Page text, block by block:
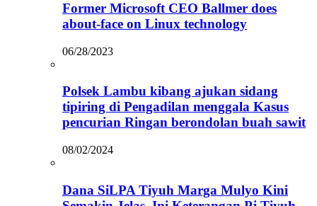
Former Microsoft CEO Ballmer does
about-face on Linux technology
06/28/2023
Polsek Lambu kibang ajukan sidang
tipiring di Pengadilan menggala Kasus
pencurian Ringan berondolan buah sawit
08/02/2024
Dana SiLPA Tiyuh Marga Mulyo Kini